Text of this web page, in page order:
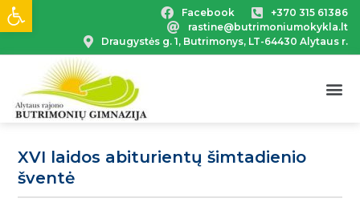
Facebook
+370 315 61386
rastine@butrimoniumokykla.lt
Draugystės g. 1, Butrimonys, LT-64430 Alytaus r.
XVI laidos abiturientų šimtadienio
šventė